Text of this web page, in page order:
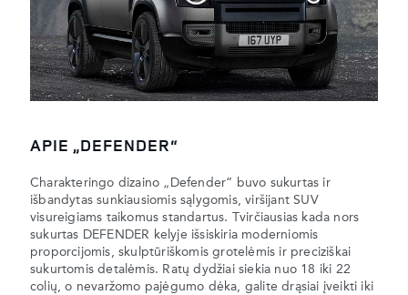
APIE „DEFENDER“
Charakteringo dizaino „Defender” buvo sukurtas ir
išbandytas sunkiausiomis sąlygomis, viršijant SUV
visureigiams taikomus standartus. Tvirčiausias kada nors
sukurtas DEFENDER kelyje išsiskiria moderniomis
proporcijomis, skulptūriškomis grotelėmis ir preciziškai
sukurtomis detalėmis. Ratų dydžiai siekia nuo 18 iki 22
colių, o nevaržomo pajėgumo dėka, galite drąsiai įveikti iki